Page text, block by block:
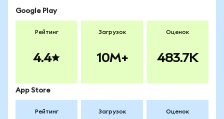
Google Play
Рейтинг
4.4
Загрузок
10M+
Оценок
483.7K
App Store
Рейтинг Загрузок Оценок